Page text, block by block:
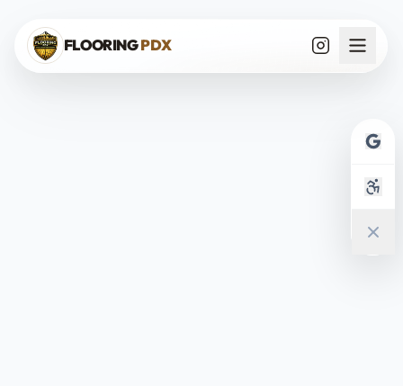
Saltar al contenido
FLOORINGPDX